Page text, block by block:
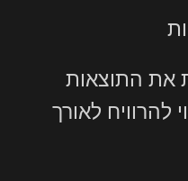
את התוצאות
להרוויח לאורך